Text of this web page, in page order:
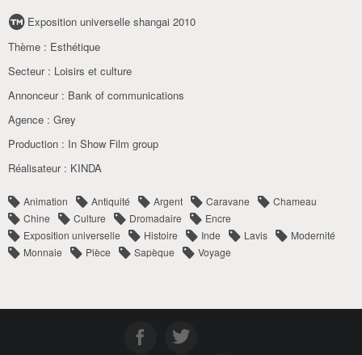
Exposition universelle shangai 2010
Thème : Esthétique
Secteur : Loisirs et culture
Annonceur : Bank of communications
Agence : Grey
Production : In Show Film group
Réalisateur : KINDA
Animation Antiquité Argent Caravane
Chameau
Chine
Culture Dromadaire
Encre
Exposition universelle
Histoire Inde Lavis
Modernité
Monnaie
Pièce Sapèque Voyage